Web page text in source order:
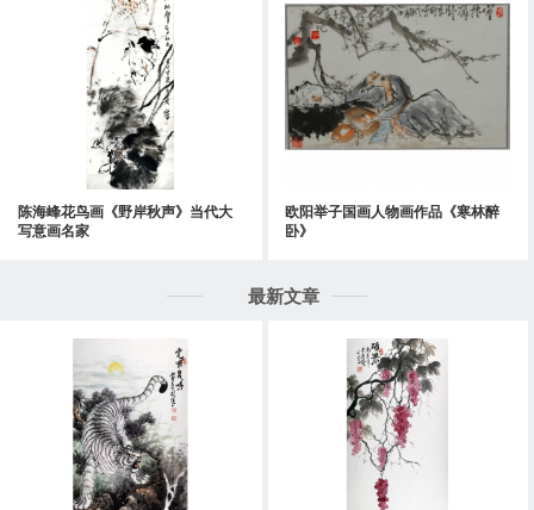
陈海峰花鸟画《野岸秋声》当代大
写意画名家
欧阳举子国画人物画作品《寒林醉
卧》
最新文章